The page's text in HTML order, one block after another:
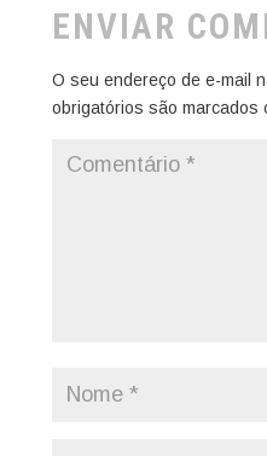
ENVIAR
O seu endereço de e-mail
obrigatórios são marcados